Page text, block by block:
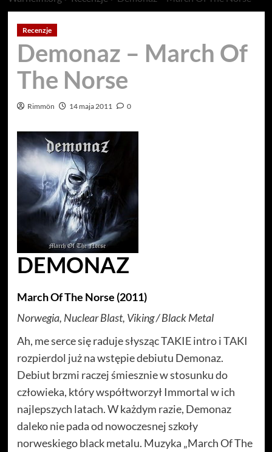
Recenzje
Demonaz – March Of
The Norse
Rimmön 14 maja 2011 0
DEMONAZ
March Of The Norse (2011)
Norwegia, Nuclear Blast, Viking / Black Metal
Ah, me serce się raduje słysząc TAKIE intro i TAKI
rozpierdol już na wstępie debiutu Demonaz.
Debiut brzmi raczej śmiesznie w stosunku do
człowieka, który współtworzył Immortal w ich
najlepszych latach. W każdym razie, Demonaz
daleko nie pada od nowoczesnej szkoły
norweskiego black metalu. Muzyka „March Of The